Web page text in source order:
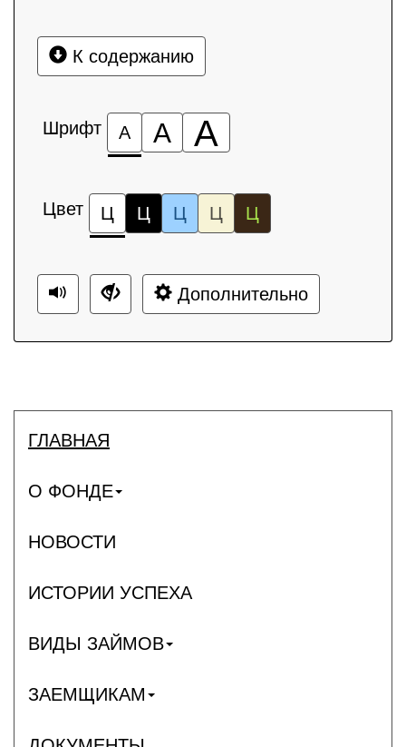
К содержанию
Шрифт А А А
Цвет Ц Ц Ц Ц Ц
Дополнительно
ГЛАВНАЯ
О ФОНДЕ
НОВОСТИ
ИСТОРИИ УСПЕХА
ВИДЫ ЗАЙМОВ
ЗАЕМЩИКАМ